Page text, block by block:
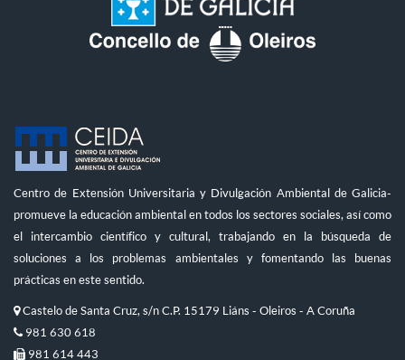
Centro de Extensión Universitaria y Divulgación Ambiental de Galicia-
promueve la educación ambiental en todos los sectores sociales, así como
el intercambio científico y cultural, trabajando en la búsqueda de
soluciones a los problemas ambientales y fomentando las buenas
prácticas en este sentido.
Castelo de Santa Cruz, s/n C.P. 15179 Liáns - Oleiros - A Coruña
981 630 618
981 614 443